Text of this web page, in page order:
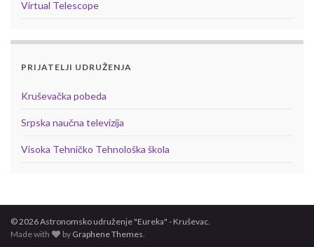
Virtual Telescope
PRIJATELJI UDRUŽENJA
Kruševačka pobeda
Srpska naučna televizija
Visoka Tehničko Tehnološka škola
© 2026 Astronomsko udruženje "Eureka" - Kruševac.
Made with
by Graphene Themes.